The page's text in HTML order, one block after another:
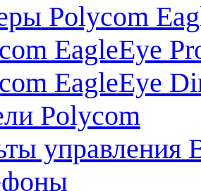
Polycom
EagleEye
EagleEye
Polycom
управления